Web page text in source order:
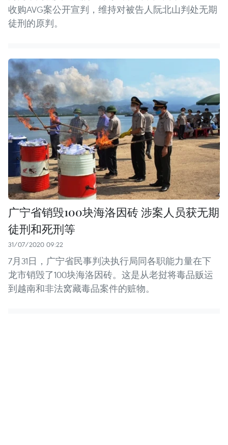
收购AVG案公开宣判，维持对被告人阮北山判处无期
徒刑的原判。
广宁省销毁100块海洛因砖 涉案人员获无期
徒刑和死刑等
31/07/2020 09:22
7月31日，广宁省民事判决执行局同各职能力量在下
龙市销毁了100块海洛因砖。这是从老挝将毒品贩运
到越南和非法窝藏毒品案件的赃物。